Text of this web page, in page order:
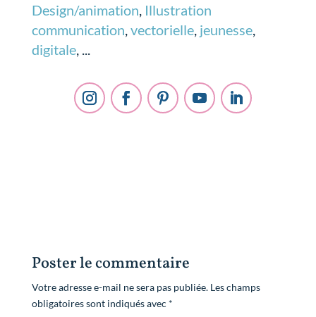
Design/animation, Illustration
communication,vectorielle, jeunesse,
digitale, ...
Poster le commentaire
Votre adresse e-mail ne sera pas publiée. Les champs
obligatoires sont indiqués avec *